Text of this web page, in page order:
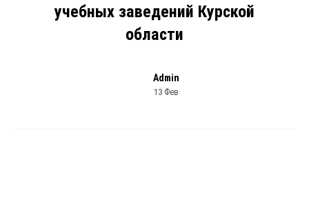
учебных заведений Курской
области
Admin
13 Фев